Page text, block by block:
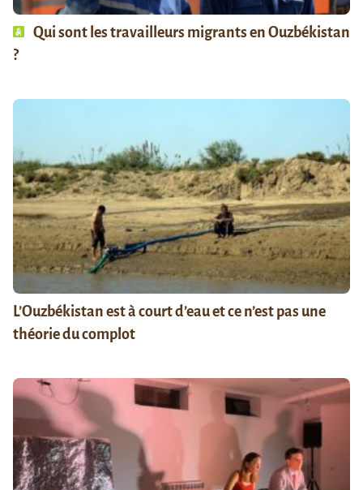
Qui sont les travailleurs migrants en Ouzbékistan
?
L’Ouzbékistan est à court d’eau et ce n’est pas une
théorie du complot